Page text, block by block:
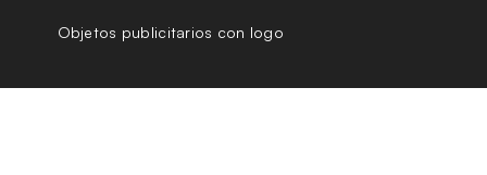
Objetos publicitarios con logo